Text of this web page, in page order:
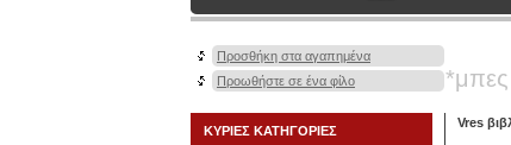
Προσθήκη στα αγαπημένα
Προωθήστε σε ένα φίλο
*μπες
ΚΥΡΙΕΣ ΚΑΤΗΓΟΡΙΕΣ
Vres